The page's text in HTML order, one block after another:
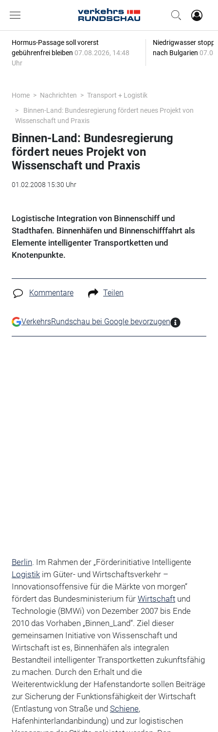
Hormus-Passage soll vorerst
gebührenfrei bleiben 07.08.2026, 14:48
Uhr
Niedrigwasser
nach Bulgarien
Home Nachrichten
Transport + Logistik
Binnen-Land: Bundesregierung fördert neues Projekt von
Wissenschaft und Praxis
Binnen-Land: Bundesregierung
fördert neues Projekt von
Wissenschaft und Praxis
01.02.2008 15:30 Uhr
Logistische Integration von Binnenschiff und
Stadthafen. Binnenhäfen und Binnenschifffahrt als
Elemente intelligenter Transportketten und
Knotenpunkte.
Kommentare Teilen
VerkehrsRundschau bei Google bevorzugen
Berlin. Im Rahmen der „Förderinitiative Intelligente
Logistikim Güter- und Wirtschaftsverkehr –
Innovationsoffensive für die Märkte von morgen“
fördert das Bundesministerium für Wirtschaftund
Technologie (BMWi) von Dezember 2007 bis Ende
2010 das Vorhaben „Binnen_Land“. Ziel dieser
gemeinsamen Initiative von Wissenschaft und
Wirtschaft ist es, Binnenhäfen als integralen
Bestandteil intelligenter Transportketten zukunftsfähig
zu machen. Durch den Erhalt und die
Weiterentwicklung der Hafenstandorte sollen Beiträge
zur Sicherung der Funktionsfähigkeit der Wirtschaft
(Entlastung von Straße und Schiene,
Hafenhinterlandanbindung) und zur logistischen